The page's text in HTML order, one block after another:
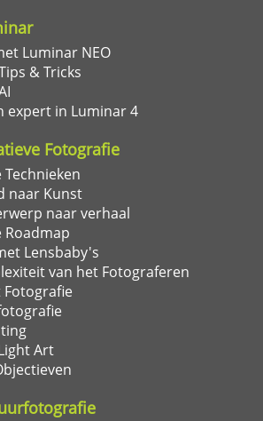
Luminar NEO
& Tricks
expert in Luminar 4
Fotografie
Technieken
naar Kunst
naar verhaal
Roadmap
Lensbaby's
van het Fotograferen
Fotografie
Art